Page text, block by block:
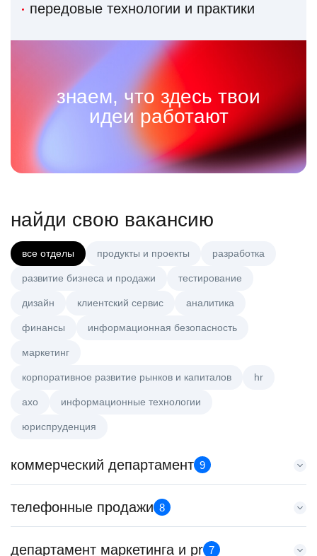
передовые технологии и практики
знаем, что здесь твои
идеи работают
найди свою вакансию
все отделы продукты и проекты разработка
развитие бизнеса и продажи тестирование
дизайн клиентский сервис аналитика
финансы информационная безопасность
маркетинг
корпоративное развитие рынков и капиталов hr
axo информационные технологии
юриспруденция
коммерческий департамент 9
Key Account Manager (EdTech)
HeadHunter::Коммерческий департамент
150000 ₽
телефонные продажи 8
Менеджер по продажам в сегменте среднего и крупного
департамент маркетинга и pr 7